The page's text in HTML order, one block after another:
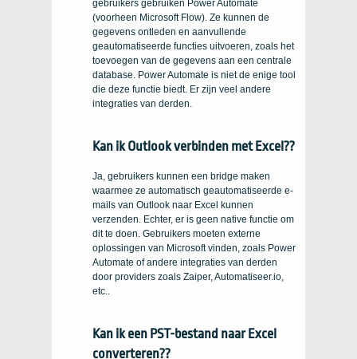
gebruikers gebruiken Power Automate
(voorheen Microsoft Flow). Ze kunnen de
gegevens ontleden en aanvullende
geautomatiseerde functies uitvoeren, zoals het
toevoegen van de gegevens aan een centrale
database. Power Automate is niet de enige tool
die deze functie biedt. Er zijn veel andere
integraties van derden.
Kan ik Outlook verbinden met Excel??
Ja, gebruikers kunnen een bridge maken
waarmee ze automatisch geautomatiseerde e-
mails van Outlook naar Excel kunnen
verzenden. Echter, er is geen native functie om
dit te doen. Gebruikers moeten externe
oplossingen van Microsoft vinden, zoals Power
Automate of andere integraties van derden
door providers zoals Zaiper, Automatiseer.io,
etc..
Kan ik een PST-bestand naar Excel
converteren??